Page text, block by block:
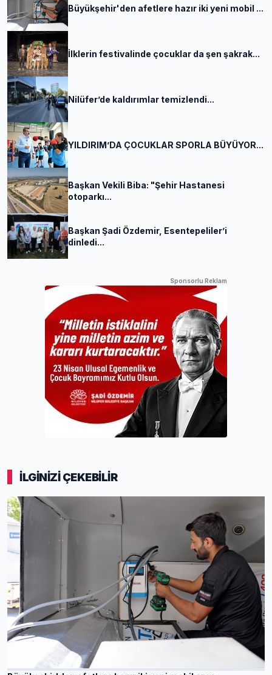
Büyükşehir'den afetlere hazır iki yeni mobil ...
İlklerin festivalinde çocuklar da şen şakrak...
Nilüfer’de kaldırımlar temizlendi...
YILDIRIM’DA ÇOCUKLAR SPORLA BÜYÜYOR...
Başkan Vekili Biba: "Şehir Hastanesi
otoparkı...
Başkan Şadi Özdemir, Esentepeliler’i
dinledi...
Sponsorlu Reklam
İLGİNİZİ ÇEKEBİLİR